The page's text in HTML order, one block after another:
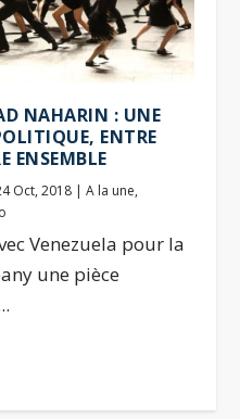
NAHARIN : UNE
ENTRE
ENSEMBLE
Oct, 2018 |A la une,
Venezuela pour la
une pièce